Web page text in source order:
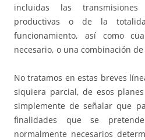
incluidas las
productivas o de la
funcionamiento, así como
necesario, o una combinación de
No tratamos en estas breves
siquiera parcial, de esos
simplemente de señalar que
finalidades que se
normalmente necesarios